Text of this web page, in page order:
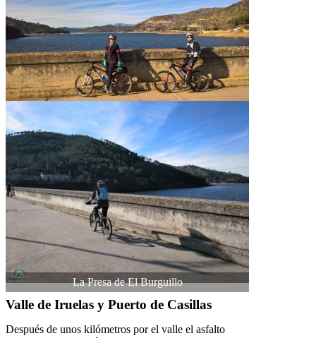
La Presa de El Burguillo
Valle de Iruelas y Puerto de Casillas
Después de unos kilómetros por el valle el asfalto